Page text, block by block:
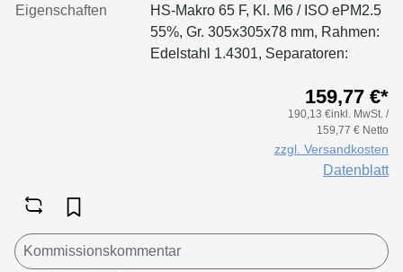
Eigenschaften
HS-Makro 65 F, Kl. M6 / ISO ePM2.5
55%, Gr. 305x305x78 mm, Rahmen:
Edelstahl 1.4301, Separatoren:
159,77 €*
190,13 €inkl. MwSt. /
159,77 € Netto
zzgl. Versandkosten
Datenblatt